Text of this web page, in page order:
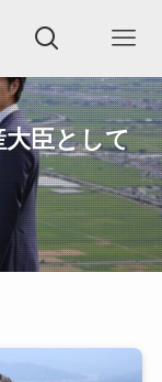
大臣として